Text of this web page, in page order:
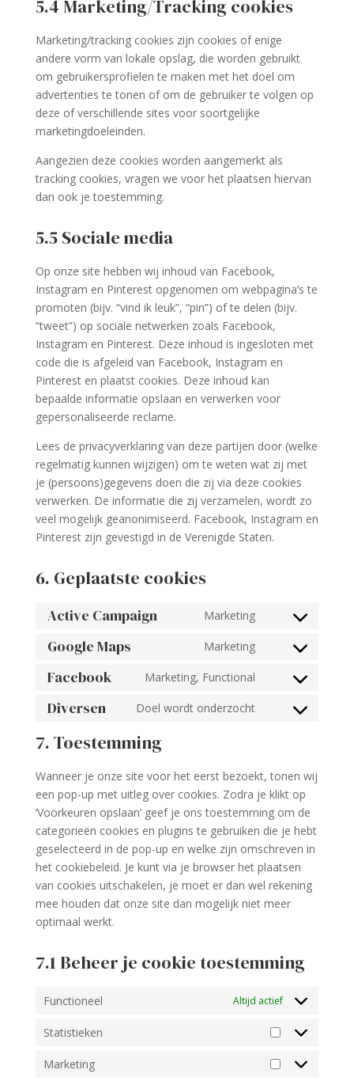
5.4 Marketing/Tracking cookies
Marketing/tracking cookies zijn cookies of enige
andere vorm van lokale opslag, die worden gebruikt
om gebruikersprofielen te maken met het doel om
advertenties te tonen of om de gebruiker te volgen op
deze of verschillende sites voor soortgelijke
marketingdoeleinden.
Aangezien deze cookies worden aangemerkt als
tracking cookies, vragen we voor het plaatsen hiervan
dan ook je toestemming.
5.5 Sociale media
Op onze site hebben wij inhoud van Facebook,
Instagram en Pinterest opgenomen om webpagina’s te
promoten (bijv. “vind ik leuk”, “pin”) of te delen (bijv.
“tweet”) op sociale netwerken zoals Facebook,
Instagram en Pinterest. Deze inhoud is ingesloten met
code die is afgeleid van Facebook, Instagram en
Pinterest en plaatst cookies. Deze inhoud kan
bepaalde informatie opslaan en verwerken voor
gepersonaliseerde reclame.
Lees de privacyverklaring van deze partijen door (welke
regelmatig kunnen wijzigen) om te weten wat zij met
je (persoons)gegevens doen die zij via deze cookies
verwerken. De informatie die zij verzamelen, wordt zo
veel mogelijk geanonimiseerd. Facebook, Instagram en
Pinterest zijn gevestigd in de Verenigde Staten.
6. Geplaatste cookies
Active Campaign Marketing
Consent
active-
Google Maps Marketing
Consent
google-
Facebook Marketing, Functional
Consent
Diversen Doel wordt onderzocht
Consent
diversen
7. Toestemming
Wanneer je onze site voor het eerst bezoekt, tonen wij
een pop-up met uitleg over cookies. Zodra je klikt op
‘Voorkeuren opslaan’ geef je ons toestemming om de
categorieën cookies en plugins te gebruiken die je hebt
geselecteerd in de pop-up en welke zijn omschreven in
het cookiebeleid. Je kunt via je browser het plaatsen
van cookies uitschakelen, je moet er dan wel rekening
mee houden dat onze site dan mogelijk niet meer
optimaal werkt.
7.1 Beheer je cookie toestemming
Functioneel Altijd actief
Statistieken
Statistieken
Marketing
Marketing